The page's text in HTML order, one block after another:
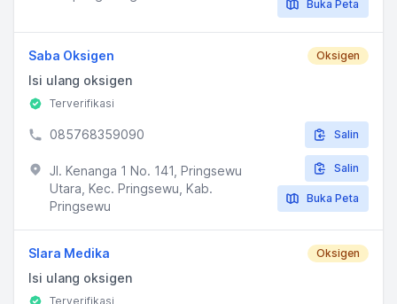
Buka Peta
Saba Oksigen Oksigen
Isi ulang oksigen
Terverifikasi
085768359090 Salin
Jl. Kenanga 1 No. 141, Pringsewu
Utara, Kec. Pringsewu, Kab.
Pringsewu
Salin
Buka Peta
Slara Medika Oksigen
Isi ulang oksigen
Terverifikasi